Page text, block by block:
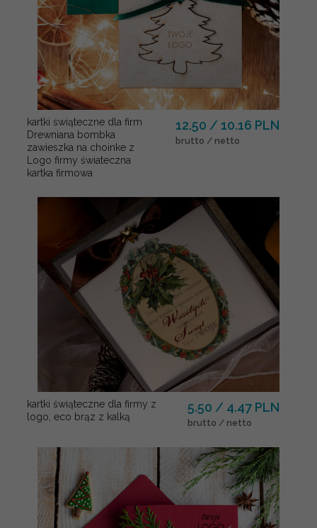
kartki świąteczne dla firm
Drewniana bombka
zawieszka na choinke z
Logo firmy świateczna
kartka firmowa
12.50 / 10.16 PLN
brutto / netto
kartki świąteczne dla firmy z
logo, eco brąz z kalką
5.50 / 4.47 PLN
brutto / netto